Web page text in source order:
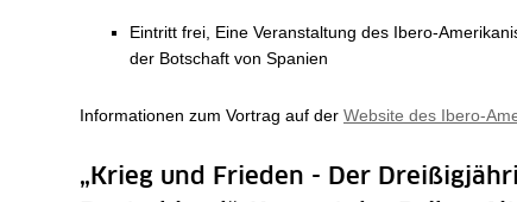
Eintritt frei, Eine Veranstaltung des Ibero-
der Botschaft von Spanien
Informationen zum Vortrag auf der Website des Ibero-
„Krieg und Frieden - Der